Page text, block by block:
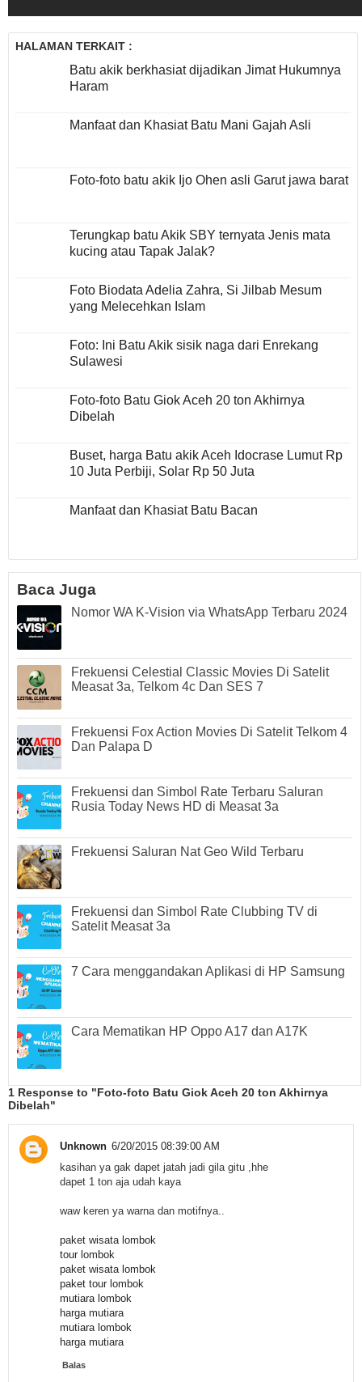
HALAMAN TERKAIT :
Batu akik berkhasiat dijadikan Jimat Hukumnya
Haram
Manfaat dan Khasiat Batu Mani Gajah Asli
Foto-foto batu akik Ijo Ohen asli Garut jawa barat
Terungkap batu Akik SBY ternyata Jenis mata
kucing atau Tapak Jalak?
Foto Biodata Adelia Zahra, Si Jilbab Mesum
yang Melecehkan Islam
Foto: Ini Batu Akik sisik naga dari Enrekang
Sulawesi
Foto-foto Batu Giok Aceh 20 ton Akhirnya
Dibelah
Buset, harga Batu akik Aceh Idocrase Lumut Rp
10 Juta Perbiji, Solar Rp 50 Juta
Manfaat dan Khasiat Batu Bacan
Baca Juga
Nomor WA K-Vision via WhatsApp Terbaru 2024
Frekuensi Celestial Classic Movies Di Satelit
Measat 3a, Telkom 4c Dan SES 7
Frekuensi Fox Action Movies Di Satelit Telkom 4
Dan Palapa D
Frekuensi dan Simbol Rate Terbaru Saluran
Rusia Today News HD di Measat 3a
Frekuensi Saluran Nat Geo Wild Terbaru
Frekuensi dan Simbol Rate Clubbing TV di
Satelit Measat 3a
7 Cara menggandakan Aplikasi di HP Samsung
Cara Mematikan HP Oppo A17 dan A17K
1 Response to "Foto-foto Batu Giok Aceh 20 ton Akhirnya
Dibelah"
Unknown 6/20/2015 08:39:00 AM
kasihan ya gak dapet jatah jadi gila gitu ,hhe
dapet 1 ton aja udah kaya
waw keren ya warna dan motifnya..
paket wisata lombok
tour lombok
paket wisata lombok
paket tour lombok
mutiara lombok
harga mutiara
mutiara lombok
harga mutiara
Balas